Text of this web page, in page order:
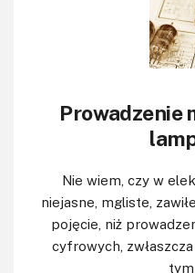
Prowadzenie
Nie wiem, czy w
niejasne, mgliste,
pojęcie, niż
cyfrowych,
tym